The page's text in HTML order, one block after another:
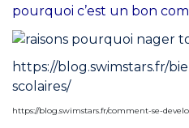
pourquoi c’est un bon
https://blog.swimstars.fr/
scolaires/
https://blog.swimstars.fr/comment-se-